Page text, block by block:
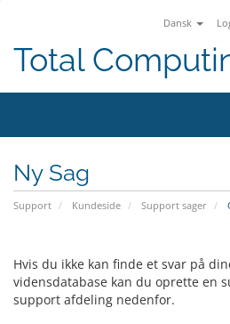
Dansk
Total
Ny Sag
Support Kundeside Support sager
Hvis du ikke kan finde et svar på
vidensdatabase kan du oprette en
support afdeling nedenfor.